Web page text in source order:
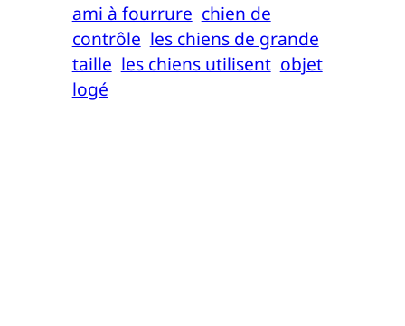
ami à fourrure chien de
contrôle les chiens de grande
taille les chiens utilisent objet
logé